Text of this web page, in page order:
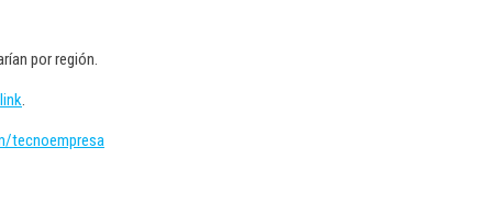
por región.
link.
tecnoempresa